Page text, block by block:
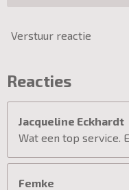
Verstuur reactie
Reacties
Jacqueline Eckhardt
Wat een top service.
Femke